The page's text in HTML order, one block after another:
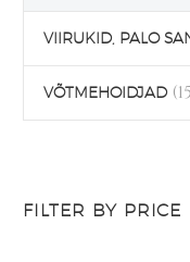
VIIRUKID, PALO
VÕTMEHOIDJAD
FILTER BY PRICE